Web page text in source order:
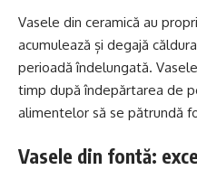
Vasele din ceramică au
acumulează și degajă
perioadă îndelungată.
timp după îndepărtarea de
alimentelor să se pătrundă
Vasele din fontă: